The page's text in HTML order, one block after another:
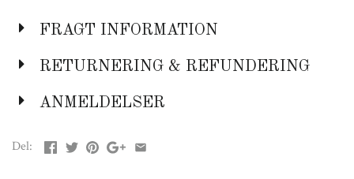
med uendelige kombinationer.
Sort
Amber
FRAGT INFORMATION
RETURNERING & REFUNDERING
ANMELDELSER
Del: